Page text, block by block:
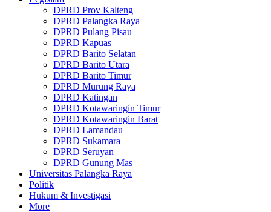
DPRD Prov Kalteng
DPRD Palangka Raya
DPRD Pulang Pisau
DPRD Kapuas
DPRD Barito Selatan
DPRD Barito Utara
DPRD Barito Timur
DPRD Murung Raya
DPRD Katingan
DPRD Kotawaringin Timur
DPRD Kotawaringin Barat
DPRD Lamandau
DPRD Sukamara
DPRD Seruyan
DPRD Gunung Mas
Universitas Palangka Raya
Politik
Hukum & Investigasi
More